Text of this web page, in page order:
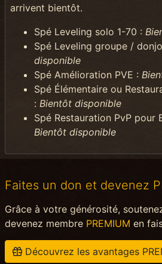
arrivent bientôt.
Spé Leveling solo 1-70 :
Spé Leveling groupe /
disponible
Spé Amélioration PVE :
Spé Élémentaire ou
: Bientôt disponible
Spé Restauration PvP pour
Bientôt disponible
Faites un don et devenez
Grâce à votre générosité,
devenez membre PREMIUM en
Découvrez les avantages